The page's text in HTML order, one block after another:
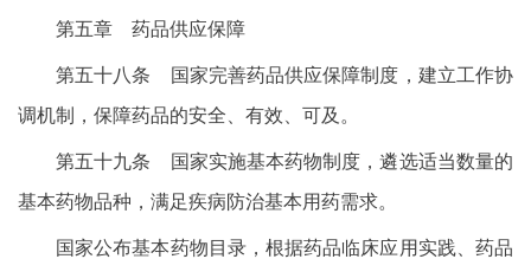
第五章 药品供应保障
第五十八条 国家完善药品供应保障制度，建立工作协
调机制，保障药品的安全、有效、可及。
第五十九条 国家实施基本药物制度，遴选适当数量的
基本药物品种，满足疾病防治基本用药需求。
国家公布基本药物目录，根据药品临床应用实践、药品